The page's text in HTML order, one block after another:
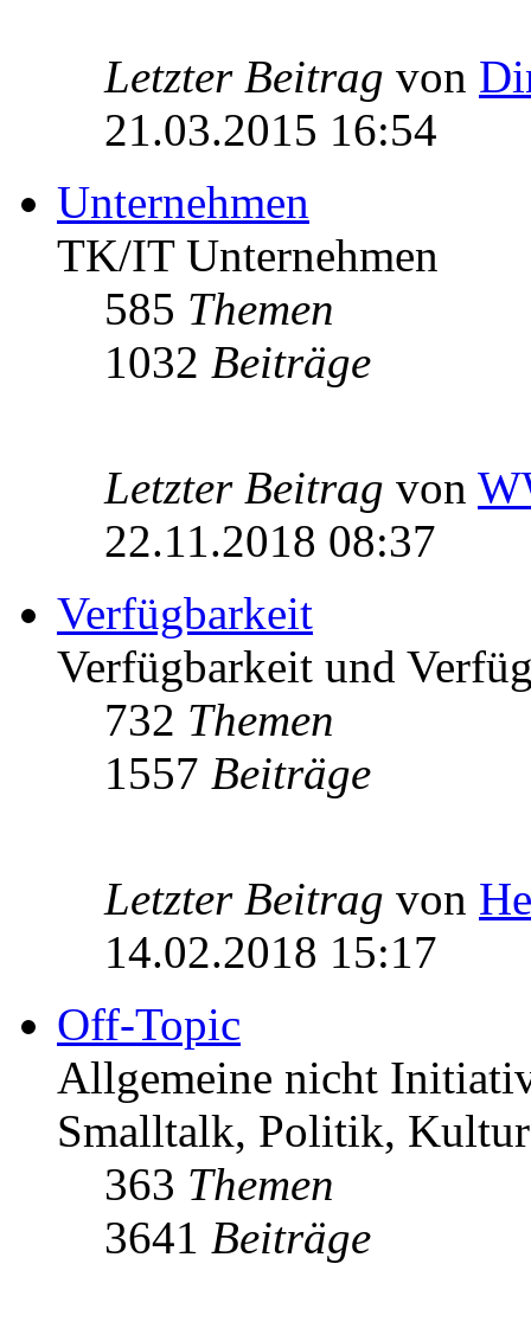
Letzter Beitrag von
21.03.2015 16:54
Unternehmen
TK/IT Unternehmen
585 Themen
1032 Beiträge
Letzter Beitrag von
22.11.2018 08:37
Verfügbarkeit
Verfügbarkeit und
732 Themen
1557 Beiträge
Letzter Beitrag von
14.02.2018 15:17
Off-Topic
Allgemeine nicht
Smalltalk, Politik, Kultur
363 Themen
3641 Beiträge